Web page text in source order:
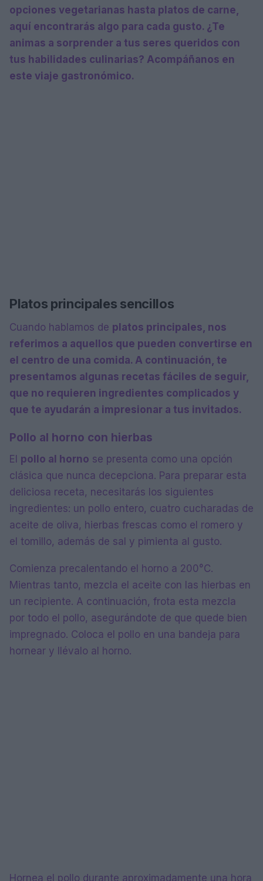
opciones vegetarianas hasta platos de carne,
aquí encontrarás algo para cada gusto. ¿Te
animas a sorprender a tus seres queridos con
tus habilidades culinarias? Acompáñanos en
este viaje gastronómico.
Platos principales sencillos
Cuando hablamos de platos principales, nos
referimos a aquellos que pueden convertirse en
el centro de una comida. A continuación, te
presentamos algunas recetas fáciles de seguir,
que no requieren ingredientes complicados y
que te ayudarán a impresionar a tus invitados.
Pollo al horno con hierbas
El pollo al horno se presenta como una opción
clásica que nunca decepciona. Para preparar esta
deliciosa receta, necesitarás los siguientes
ingredientes: un pollo entero, cuatro cucharadas de
aceite de oliva, hierbas frescas como el romero y
el tomillo, además de sal y pimienta al gusto.
Comienza precalentando el horno a 200°C.
Mientras tanto, mezcla el aceite con las hierbas en
un recipiente. A continuación, frota esta mezcla
por todo el pollo, asegurándote de que quede bien
impregnado. Coloca el pollo en una bandeja para
hornear y llévalo al horno.
Hornea el pollo durante aproximadamente una hora